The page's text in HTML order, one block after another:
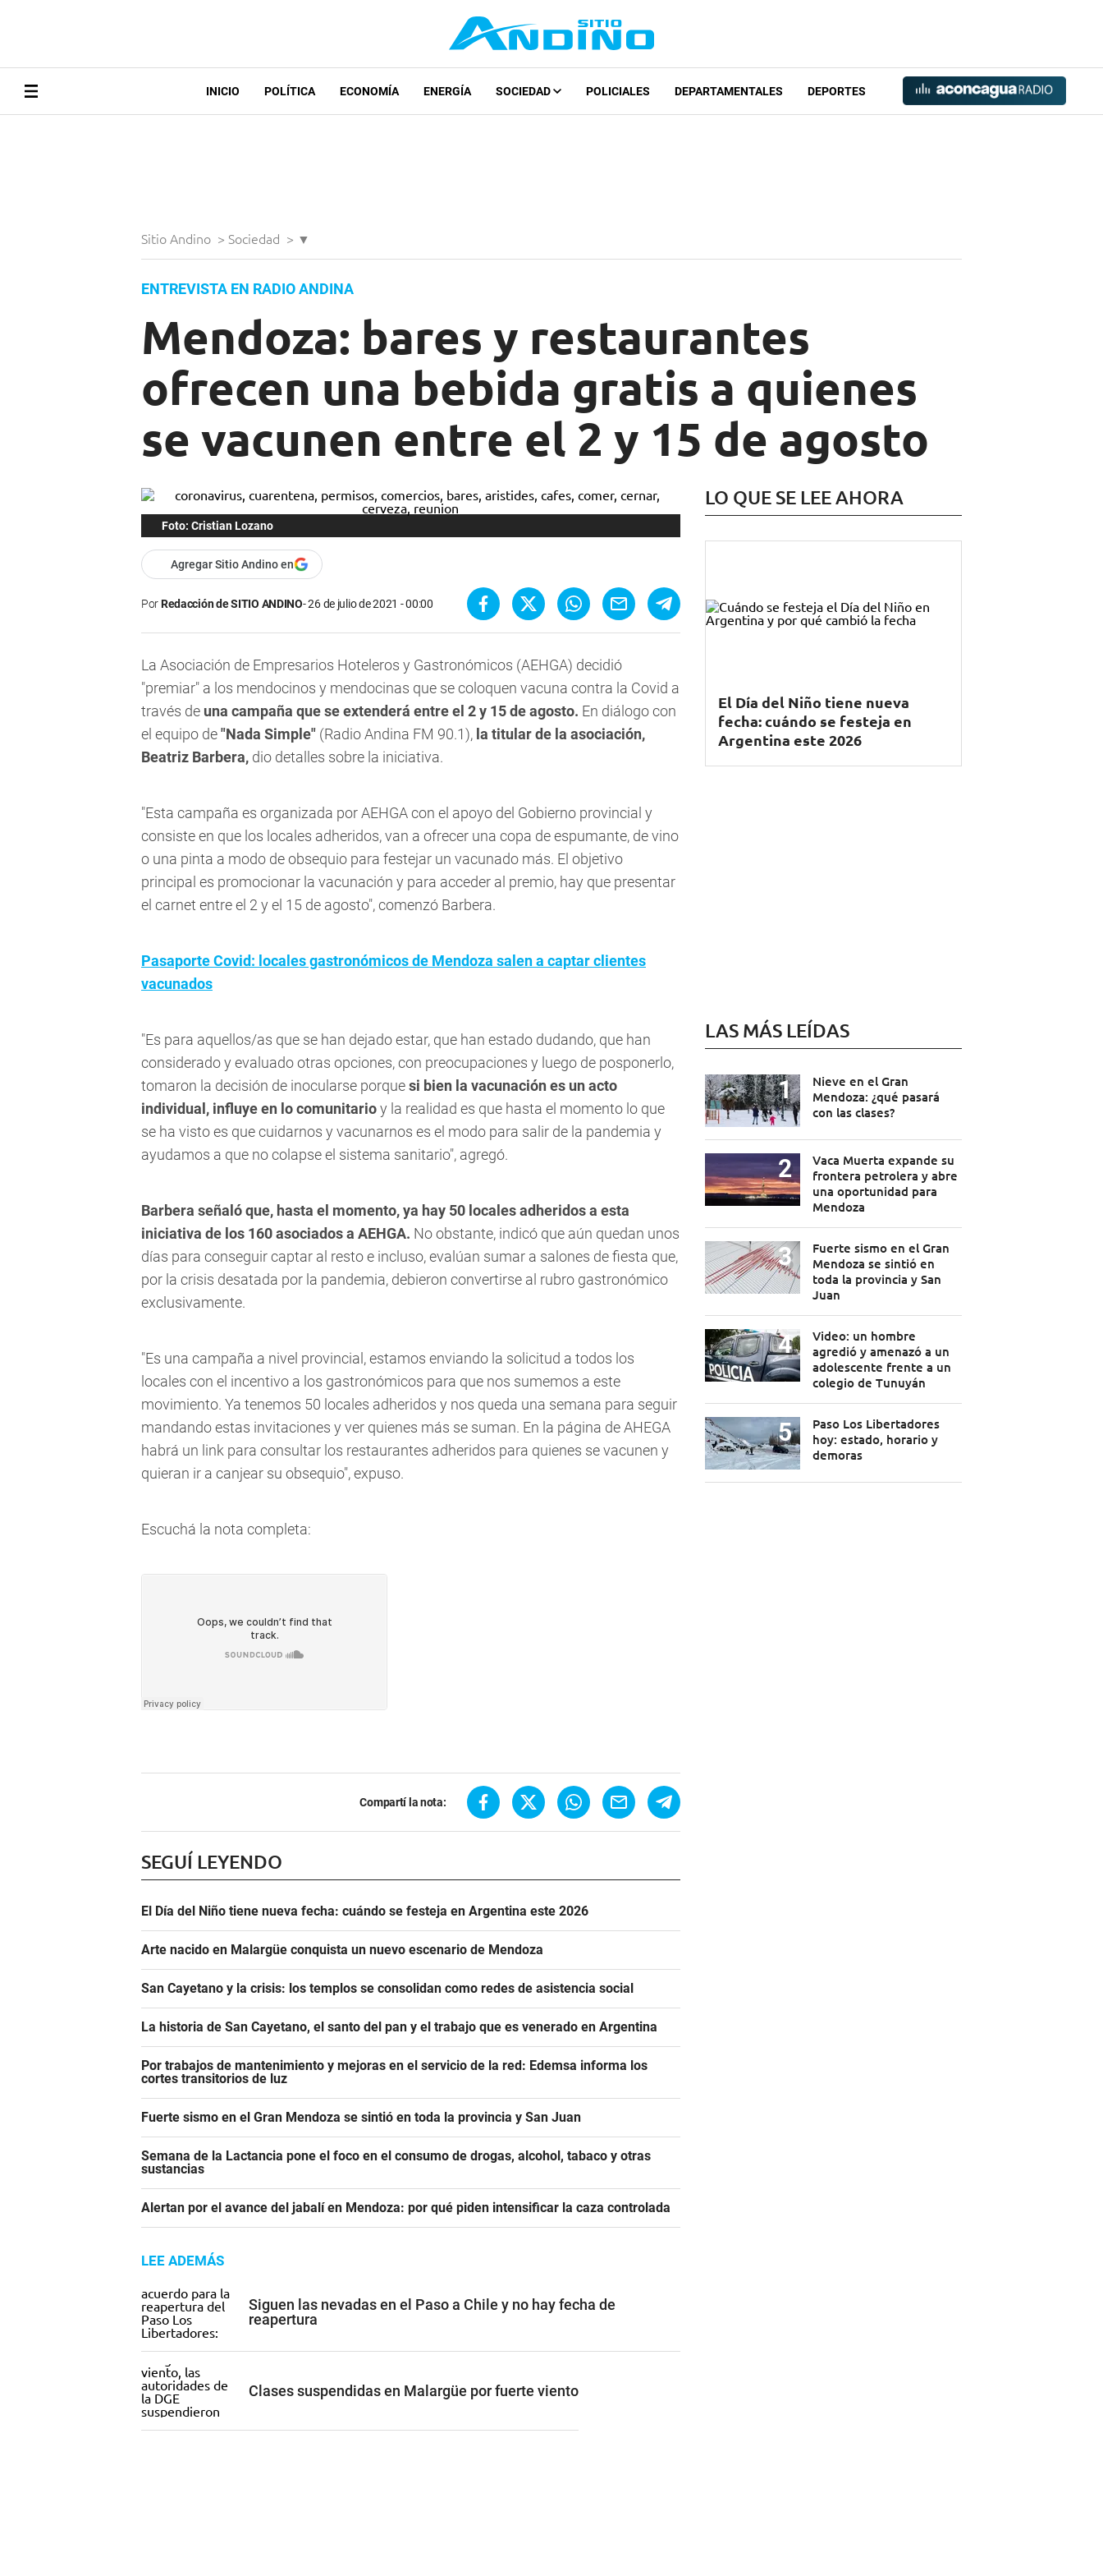
INICIO POLÍTICA ECONOMÍA ENERGÍA SOCIEDAD POLICIALES DEPARTAMENTALES DEPORTES
Sitio Andino > Sociedad > ▼
ENTREVISTA EN RADIO ANDINA
Mendoza: bares y restaurantes
ofrecen una bebida gratis a quienes
se vacunen entre el 2 y 15 de agosto
Foto: Cristian Lozano
Agregar Sitio Andino en
PorRedacción de SITIO ANDINO 26 de julio de 2021 - 00:00
La Asociación de Empresarios Hoteleros y Gastronómicos (AEHGA) decidió
"premiar" a los mendocinos y mendocinas que se coloquen vacuna contra la Covid a
través de una campaña que se extenderá entre el 2 y 15 de agosto. En diálogo con
el equipo de"Nada Simple" (Radio Andina FM 90.1), la titular de la asociación,
Beatriz Barbera, dio detalles sobre la iniciativa.
"Esta campaña es organizada por AEHGA con el apoyo del Gobierno provincial y
consiste en que los locales adheridos, van a ofrecer una copa de espumante, de vino
o una pinta a modo de obsequio para festejar un vacunado más. El objetivo
principal es promocionar la vacunación y para acceder al premio, hay que presentar
el carnet entre el 2 y el 15 de agosto",comenzó Barbera.
Pasaporte Covid: locales gastronómicos de Mendoza salen a captar clientes
vacunados
"Es para aquellos/as que se han dejado estar, que han estado dudando, que han
considerado y evaluado otras opciones, con preocupaciones y luego de posponerlo,
tomaron la decisión de inocularse porquesi bien la vacunación es un acto
individual, influye en lo comunitarioy la realidad es que hasta el momento lo que
se ha visto es que cuidarnos y vacunarnos es el modo para salir de la pandemia y
ayudamos a que no colapse el sistema sanitario", agregó.
Barbera señaló que, hasta el momento, ya hay 50 locales adheridos a esta
iniciativa de los 160 asociados a AEHGA. No obstante, indicó que aún quedan unos
días para conseguir captar al resto e incluso, evalúan sumar a salones de fiesta que,
por la crisis desatada por la pandemia, debieron convertirse al rubro gastronómico
exclusivamente.
"Es una campaña a nivel provincial, estamos enviando la solicitud a todos los
locales con el incentivo a los gastronómicos para que nos sumemos a este
movimiento. Ya tenemos 50 locales adheridos y nos queda una semana para seguir
mandando estas invitaciones y ver quienes más se suman. En la página de AHEGA
habrá un link para consultar los restaurantes adheridos para quienes se vacunen y
quieran ir a canjear su obsequio", expuso.
Escuchá la nota completa:
Compartí la nota:
SEGUÍ LEYENDO
El Día del Niño tiene nueva fecha: cuándo se festeja en Argentina este 2026
Arte nacido en Malargüe conquista un nuevo escenario de Mendoza
San Cayetano y la crisis: los templos se consolidan como redes de asistencia social
La historia de San Cayetano, el santo del pan y el trabajo que es venerado en Argentina
Por trabajos de mantenimiento y mejoras en el servicio de la red: Edemsa informa los
cortes transitorios de luz
Fuerte sismo en el Gran Mendoza se sintió en toda la provincia y San Juan
Semana de la Lactancia pone el foco en el consumo de drogas, alcohol, tabaco y otras
sustancias
Alertan por el avance del jabalí en Mendoza: por qué piden intensificar la caza controlada
LEE ADEMÁS
Siguen las nevadas en el Paso a Chile y no hay fecha de
reapertura
Clases suspendidas en Malargüe por fuerte viento
LO QUE SE LEE AHORA
El Día del Niño tiene nueva
fecha: cuándo se festeja en
Argentina este 2026
LAS MÁS LEÍDAS
Nieve en el Gran
Mendoza: ¿qué pasará
con las clases?
Vaca Muerta expande su
frontera petrolera y abre
una oportunidad para
Mendoza
Fuerte sismo en el Gran
Mendoza se sintió en
toda la provincia y San
Juan
Video: un hombre
agredió y amenazó a un
adolescente frente a un
colegio de Tunuyán
Paso Los Libertadores
hoy: estado, horario y
demoras